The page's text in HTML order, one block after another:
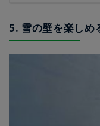
5. 雪の壁を楽しめ